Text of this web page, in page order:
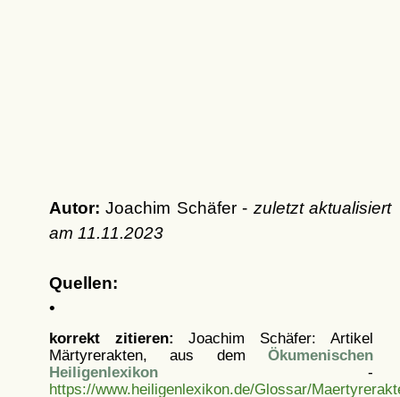
Autor: Joachim Schäfer - zuletzt aktualisiert
am 11.11.2023
Quellen:
•
korrekt zitieren: Joachim Schäfer: Artikel
Märtyrerakten, aus dem Ökumenischen
Heiligenlexikon-
https://www.heiligenlexikon.de/Glossar/